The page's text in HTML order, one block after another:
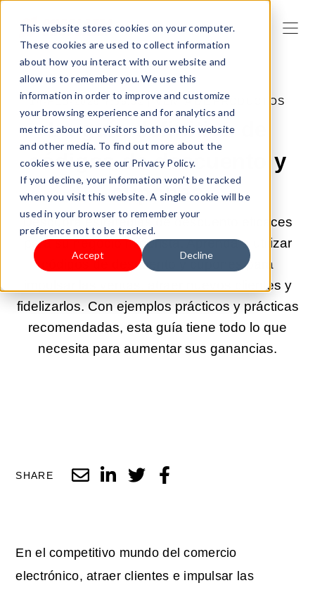
This website stores cookies on your computer.
These cookies are used to collect information
about how you interact with our website and
allow us to remember you. We use this
information in order to improve and customize
your browsing experience and for analytics and
metrics about our visitors both on this website
and other media. To find out more about the
cookies we use, see our Privacy Policy.
If you decline, your information won’t be tracked
when you visit this website. A single cookie will be
used in your browser to remember your
preference not to be tracked.
Accept Decline
14-FEB-2025 7:56:32 | VENTA DE PRODUCTOS
La guía definitiva de
códigos de descuento y
cupones
Descubra estrategias de descuento eficaces
para su negocio minorista. Aprenda a utilizar
códigos de descuento y cupones para
impulsar las ventas, atraer nuevos clientes y
fidelizarlos. Con ejemplos prácticos y prácticas
recomendadas, esta guía tiene todo lo que
necesita para aumentar sus ganancias.
SHARE
En el competitivo mundo del comercio
electrónico, atraer clientes e impulsar las